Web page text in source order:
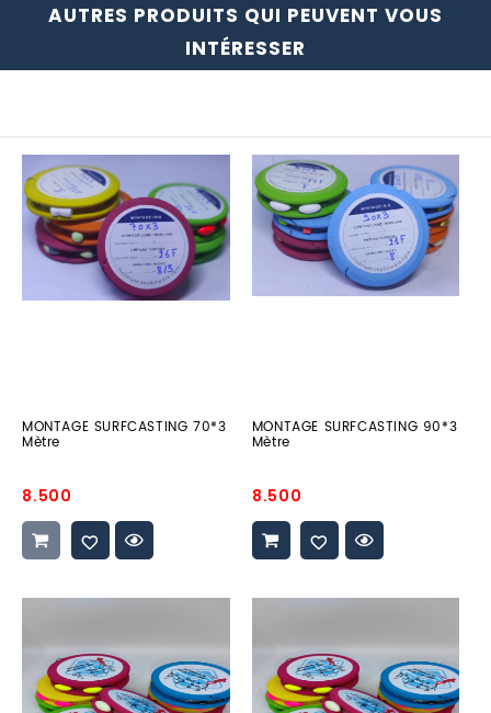
AUTRES PRODUITS QUI PEUVENT VOUS
INTÉRESSER
MONTAGE
SURFCASTING
70*3
Mètre
MONTAGE SURFCASTING 70*3
Mètre
Prix
promo
8.500
MONTAGE
SURFCASTING
90*3
Mètre
MONTAGE SURFCASTING 90*3
Mètre
Prix
promo
8.500
50*3
Mètre
70*2
Mètre